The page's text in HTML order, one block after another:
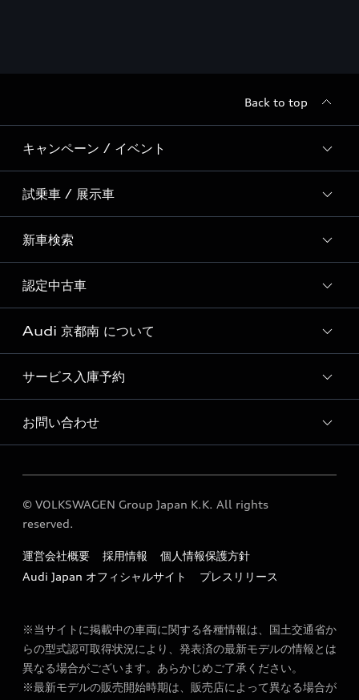
Back to top
キャンペーン / イベント
全国統一イベント
ディーラー独自イベント
試乗車 / 展示車
試乗予約
試乗車・展示車一覧
新車検索
新車検索
認定中古車
Audi認定中古車検索
Audi 京都南 について
Audi 京都南 店舗情報
Audi 京都南 認定中古車コーナー
Audi 京都南 運営会社概要
Audi 京都南 公式LINEアカウント
定期点検 / 車検 料金表
サービス入庫予約
Audi 京都南 サービス入庫予約
お問い合わせ
各種お問い合わせ
© VOLKSWAGEN Group Japan K.K. All rights
reserved.
運営会社概要 採用情報
個人情報保護方針
Audi Japan オフィシャルサイト
プレスリリース
※当サイトに掲載中の車両に関する各種情報は、国土交通省か
らの型式認可取得状況により、発表済の最新モデルの情報とは
異なる場合がございます。あらかじめご了承ください。
※最新モデルの販売開始時期は、販売店によって異なる場合が